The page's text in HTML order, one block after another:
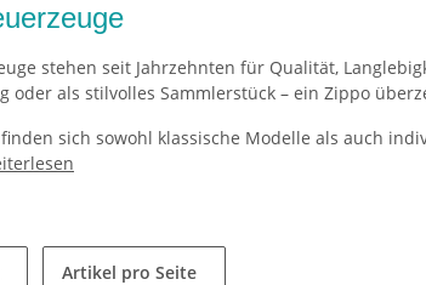
stehen seit Jahrzehnten für Qualität,
oder als stilvolles Sammlerstück – ein Zippo
sich sowohl klassische Modelle als auch
Artikel pro Seite